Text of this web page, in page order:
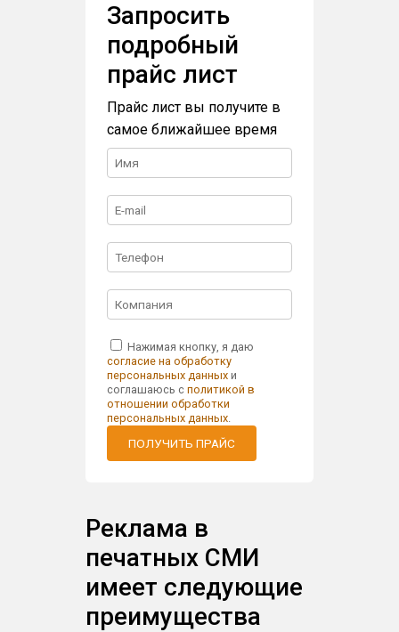
Запросить
подробный
прайс лист
Прайс лист вы получите в
самое ближайшее время
Нажимая кнопку, я даю
согласие на обработку
персональных данных и
соглашаюсь сполитикой в
отношении обработки
персональных данных.
ПОЛУЧИТЬ ПРАЙС
Реклама в
печатных СМИ
имеет следующие
преимущества